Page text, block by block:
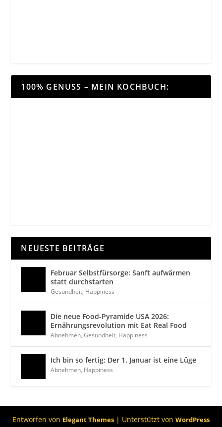
100% GENUSS – MEIN KOCHBUCH:
NEUESTE BEITRÄGE
Februar Selbstfürsorge: Sanft aufwärmen
statt durchstarten
Gesundheit, Happiness
Die neue Food-Pyramide USA 2026:
Ernährungsrevolution mit Eat Real Food
Abnehmen,Gesundheit, Happiness
Ich bin so fertig: Der 1. Januar ist eine Lüge
Abnehmen, Happiness
Entworfen von Elegant Themes | Unterstützt von WordPress